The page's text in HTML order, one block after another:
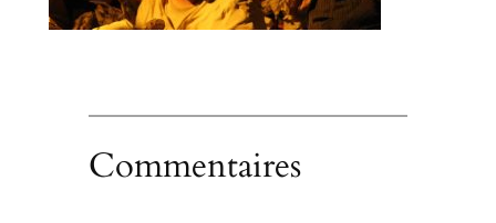
Commentaires